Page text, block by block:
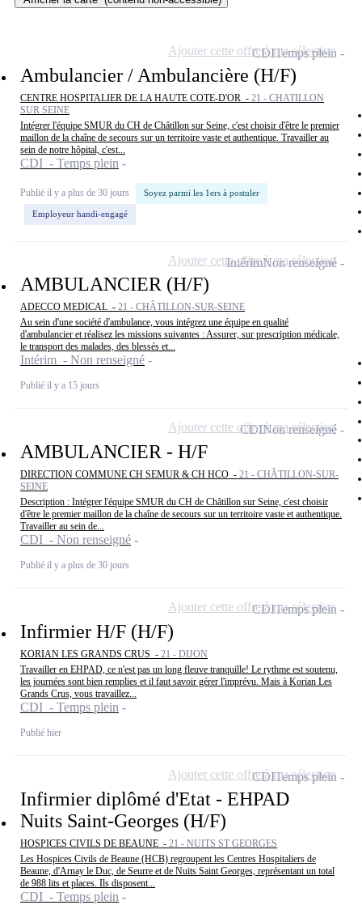
Ambulancier / Ambulancière (H/F)
CENTRE HOSPITALIER DE LA HAUTE COTE-D'OR - 21 - CHATILLON
SUR SEINE
Intégrer l'équipe SMUR du CH de Châtillon sur Seine, c'est choisir d'être le premier
maillon de la chaîne de secours sur un territoire vaste et authentique. Travailler au
sein de notre hôpital, c'est...
CDI - Temps plein
Publié il y a plus de 30 jours Soyez parmi les 1ers à postuler
Employeur handi-engagé
CDITemps plein
Ajouter cette offre à ma sélection
AMBULANCIER (H/F)
ADECCO MEDICAL - 21 - CHÂTILLON-SUR-SEINE
Au sein d'une société d'ambulance, vous intégrez une équipe en qualité
d'ambulancier et réalisez les missions suivantes : Assurer, sur prescription médicale,
le transport des malades, des blessés et...
Intérim - Non renseigné
Publié il y a 15 jours
IntérimNon renseigné
Ajouter cette offre à ma sélection
AMBULANCIER - H/F
DIRECTION COMMUNE CH SEMUR & CH HCO - 21 - CHÂTILLON-SUR-
SEINE
Description : Intégrer l'équipe SMUR du CH de Châtillon sur Seine, c'est choisir
d'être le premier maillon de la chaîne de secours sur un territoire vaste et authentique.
Travailler au sein de...
CDI - Non renseigné
Publié il y a plus de 30 jours
CDINon renseigné
Ajouter cette offre à ma sélection
Infirmier H/F (H/F)
KORIAN LES GRANDS CRUS - 21 - DIJON
Travailler en EHPAD, ce n'est pas un long fleuve tranquille! Le rythme est soutenu,
les journées sont bien remplies et il faut savoir gérer l'imprévu. Mais à Korian Les
Grands Crus, vous travaillez...
CDI - Temps plein
Publié hier
CDITemps plein
Ajouter cette offre à ma sélection
Infirmier diplômé d'Etat - EHPAD
Nuits Saint-Georges (H/F)
HOSPICES CIVILS DE BEAUNE - 21 - NUITS ST GEORGES
Les Hospices Civils de Beaune (HCB) regroupent les Centres Hospitaliers de
Beaune, d'Arnay le Duc, de Seurre et de Nuits Saint Georges, représentant un total
de 988 lits et places. Ils disposent...
CDI - Temps plein
CDITemps plein
Ajouter cette offre à ma sélection